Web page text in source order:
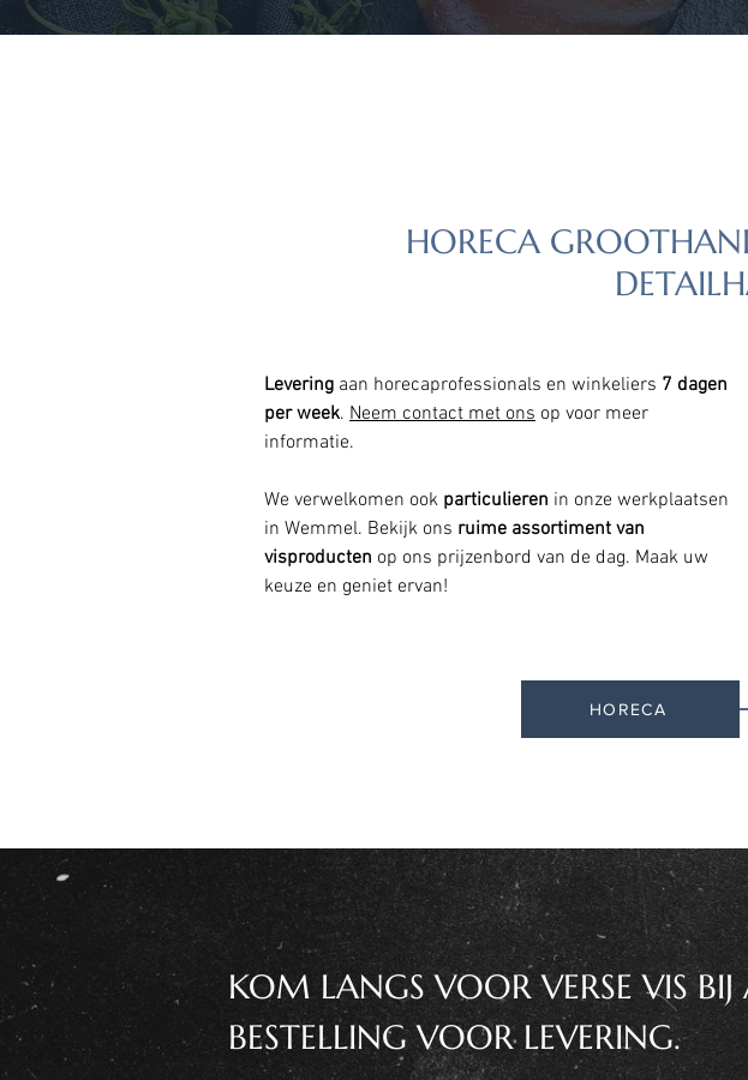
Levering aan horecaprofessionals en winkeliers 7 dagen
per week. Neem contact met ons op voor meer
informatie.
We verwelkomen ook particulieren in onze werkplaatsen
in Wemmel. Bekijk ons ruime assortiment van
visproducten op ons prijzenbord van de dag. Maak uw
keuze en geniet ervan!
HORECA
HORECA
KOM LANGS VOOR VERSE VIS
BESTELLING VOOR LEVERING.